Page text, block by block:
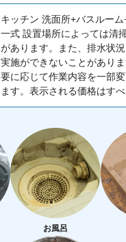
キッチン 洗面所+バスルー
一式 設置場所によっては清
があります。また、排水状
実施ができないことがあり
要に応じて作業内容を一部
ます。表示される価格はすべ
お風呂